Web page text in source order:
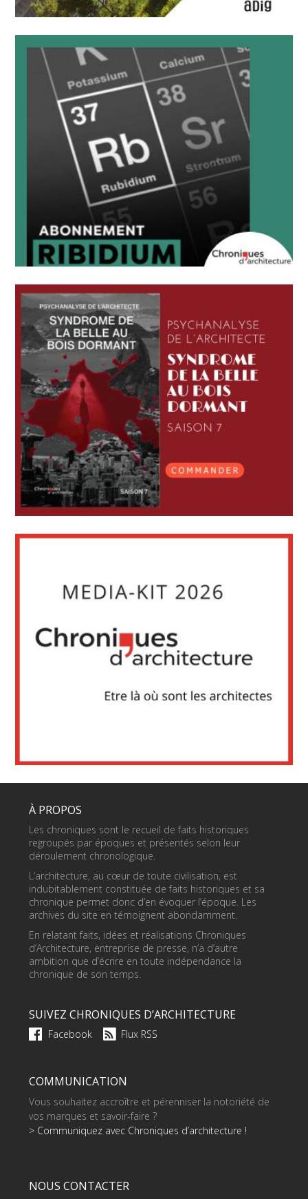
À PROPOS
Les chroniques sont le recueil de faits historiques
regroupés par époques et présentés selon leur
déroulement chronologique.
L’architecture, au cœur de toute civilisation, est
indubitablement constituée de faits historiques et sa
chronique permet donc d’en évoquer l’époque. Les
archives du site en témoignent abondamment.
En relatant faits, idées et réalisations Chroniques
d’Architecture, entreprise de presse, n’a d’autre
ambition que d’écrire en toute indépendance la
chronique de son temps.
SUIVEZ CHRONIQUES D’ARCHITECTURE
Facebook Flux RSS
COMMUNICATION
Vous souhaitez accroître et pérenniser la notoriété de
vos marques et savoir-faire ?
> Communiquez avec Chroniques d’architecture !
NOUS CONTACTER